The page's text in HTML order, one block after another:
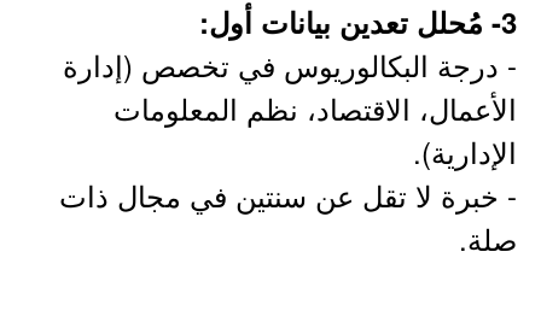
3- مُحلل تعدين بيانات أول:
- درجة البكالوريوس في تخصص (إدارة
الأعمال، الاقتصاد، نظم المعلومات
الإدارية).
- خبرة لا تقل عن سنتين في مجال ذات
صلة.